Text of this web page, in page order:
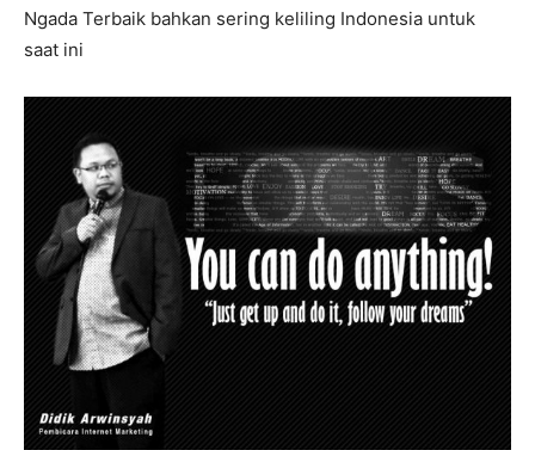
Ngada Terbaik bahkan sering keliling Indonesia untuk
saat ini